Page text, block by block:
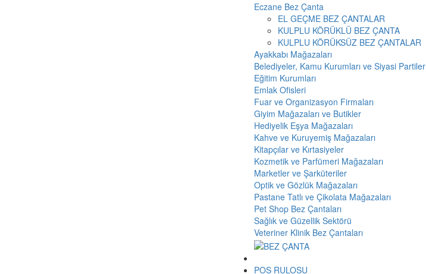
Eczane Bez Çanta
EL GEÇME BEZ ÇANTALAR
KULPLU KÖRÜKLÜ BEZ ÇANTA
KULPLU KÖRÜKSÜZ BEZ ÇANTALAR
Ayakkabı Mağazaları
Belediyeler, Kamu Kurumları ve Siyasi Partiler
Eğitim Kurumları
Emlak Ofisleri
Fuar ve Organizasyon Firmaları
Giyim Mağazaları ve Butikler
Hediyelik Eşya Mağazaları
Kahve ve Kuruyemiş Mağazaları
Kitapçılar ve Kırtasiyeler
Kozmetik ve Parfümeri Mağazaları
Marketler ve Şarküteriler
Optik ve Gözlük Mağazaları
Pastane Tatlı ve Çikolata Mağazaları
Pet Shop Bez Çantaları
Sağlık ve Güzellik Sektörü
Veteriner Klinik Bez Çantaları
POS RULOSU